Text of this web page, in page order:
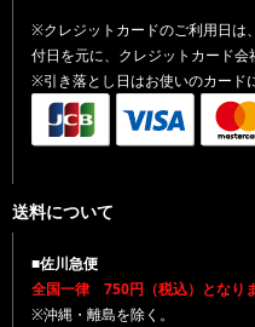
※クレジットカードのご利用日は
付日を元に、クレジットカード会
※引き落とし日はお使いのカード
送料について
■佐川急便
全国一律 750円（税込）となりま
※沖縄・離島を除く。